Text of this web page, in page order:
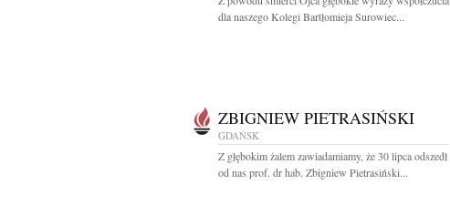
dla naszego Kolegi Bartłomieja Surowiec...
ZBIGNIEW PIETRASIŃSKI
GDAŃSK
Z głębokim żalem zawiadamiamy, że 30 lipca odszedł
od nas prof. dr hab. Zbigniew Pietrasiński...